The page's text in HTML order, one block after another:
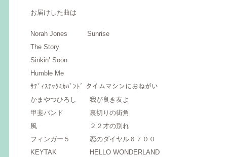
お届けした曲は
Norah Jones Sunrise
The Story
Sinkin’ Soon
Humble Me
ｻﾃﾞｨｽﾃｯｸﾐｶﾊﾞﾝﾄﾞ タイムマシンにおねがい
かまやつひろし 我が良き友よ
甲斐バンド 裏切りの街角
風 ２２才の別れ
フィンガー５ 恋のダイヤル６７００
KEYTAK HELLO WONDERLAND